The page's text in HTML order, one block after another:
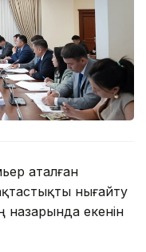
аталған
нығайту
назарында екенін